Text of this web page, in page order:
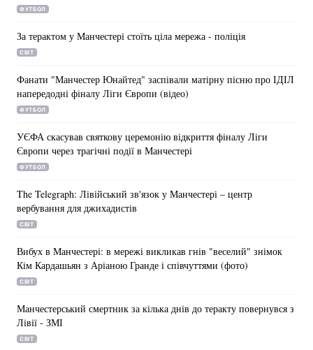
ФУТБОЛ
За терактом у Манчестері стоїть ціла мережа - поліція
СВІТ
Фанати "Манчестер Юнайтед" заспівали матірну пісню про ІДІЛ
напередодні фіналу Ліги Європи (відео)
ФУТБОЛ
УЄФА скасував святкову церемонію відкриття фіналу Ліги
Європи через трагічні події в Манчестері
ФУТБОЛ
The Telegraph: Лівійський зв'язок у Манчестері – центр
вербування для джихадистів
СВІТ
Вибух в Манчестері: в мережі викликав гнів "веселий" знімок
Кім Кардашьян з Аріаною Гранде і співчуттями (фото)
СВІТ
Манчестерський смертник за кілька днів до теракту повернувся з
Лівії - ЗМІ
СВІТ